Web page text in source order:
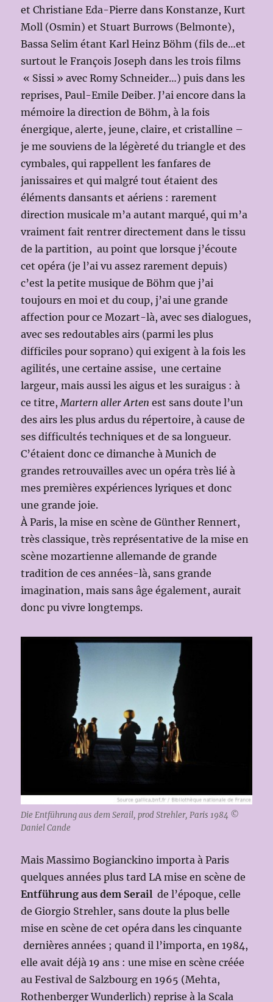
et Christiane Eda-Pierre dans Konstanze, Kurt
Moll (Osmin) et Stuart Burrows (Belmonte),
Bassa Selim étant Karl Heinz Böhm (fils de…et
surtout le François Joseph dans les trois films
« Sissi » avec Romy Schneider…) puis dans les
reprises, Paul-Emile Deiber. J’ai encore dans la
mémoire la direction de Böhm, à la fois
énergique, alerte, jeune, claire, et cristalline –
je me souviens de la légèreté du triangle et des
cymbales, qui rappellent les fanfares de
janissaires et qui malgré tout étaient des
éléments dansants et aériens : rarement
direction musicale m’a autant marqué, qui m’a
vraiment fait rentrer directement dans le tissu
de la partition, au point que lorsque j’écoute
cet opéra (je l’ai vu assez rarement depuis)
c’est la petite musique de Böhm que j’ai
toujours en moi et du coup, j’ai une grande
affection pour ce Mozart-là, avec ses dialogues,
avec ses redoutables airs (parmi les plus
difficiles pour soprano) qui exigent à la fois les
agilités, une certaine assise, une certaine
largeur, mais aussi les aigus et les suraigus : à
ce titre,Martern aller Arten est sans doute l’un
des airs les plus ardus du répertoire, à cause de
ses difficultés techniques et de sa longueur.
C’étaient donc ce dimanche à Munich de
grandes retrouvailles avec un opéra très lié à
mes premières expériences lyriques et donc
une grande joie.
À Paris, la mise en scène de Günther Rennert,
très classique, très représentative de la mise en
scène mozartienne allemande de grande
tradition de ces années-là, sans grande
imagination, mais sans âge également, aurait
donc pu vivre longtemps.
Die Entführung aus dem Serail, prod Strehler, Paris 1984 ©
Daniel Cande
Mais Massimo Bogianckino importa à Paris
quelques années plus tard LA mise en scène de
Entführung aus dem Serail de l’époque, celle
de Giorgio Strehler, sans doute la plus belle
mise en scène de cet opéra dans les cinquante
dernières années ; quand il l’importa, en 1984,
elle avait déjà 19 ans : une mise en scène créée
au Festival de Salzbourg en 1965 (Mehta,
Rothenberger Wunderlich) reprise à la Scala